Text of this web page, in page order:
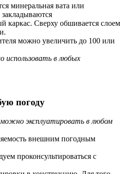
минеральная вата или
каркас. Сверху обшивается слоем
можно увеличить до 100 или
использовать в любых
погоду
эксплуатировать в любом
внешним погодным
проконсультироваться с